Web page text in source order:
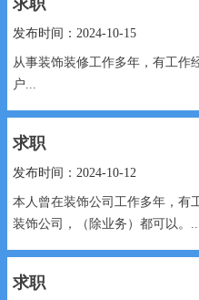
发布时间：2024-10-15
从事装饰装修工作多年，有工作
户...
求职
发布时间：2024-10-12
本人曾在装饰公司工作多年，有
装饰公司，（除业务）都可以。...
求职